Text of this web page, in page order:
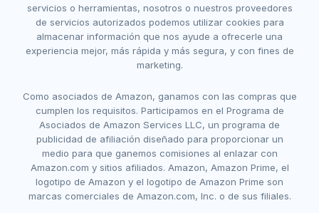
servicios o herramientas, nosotros o nuestros proveedores
de servicios autorizados podemos utilizar cookies para
almacenar información que nos ayude a ofrecerle una
experiencia mejor, más rápida y más segura, y con fines de
marketing.
Como asociados de Amazon, ganamos con las compras que
cumplen los requisitos. Participamos en el Programa de
Asociados de Amazon Services LLC, un programa de
publicidad de afiliación diseñado para proporcionar un
medio para que ganemos comisiones al enlazar con
Amazon.com y sitios afiliados. Amazon, Amazon Prime, el
logotipo de Amazon y el logotipo de Amazon Prime son
marcas comerciales de Amazon.com, Inc. o de sus filiales.